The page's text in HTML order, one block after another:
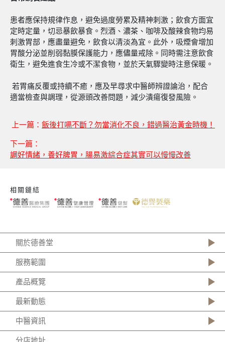
患者應保持規律作息，避免過度勞累及精神刺激；飲食方面宜
定時定量，切忌暴飲暴食。烈酒、濃茶、咖啡及酸辣食物均易
刺激胃部，應盡量避免，飲食以清淡為宜。此外，吸煙會增加
胃酸分泌並削弱黏膜保護能力，應儘量戒除。同時需注意飲食
衛生，避免進食生冷或不潔食物，並於天氣驟變時注意保暖。
若胃痛反覆或持續不癒，應及早尋求中醫師辨證論治，配合
適當檢查與調理，從源頭改善問題，減少潰瘍復發風險。
上一篇： 飯後打嗝不斷？勿當消化不良，錯過醫治黃金時機！
下一篇：
調好情緒，養好脾胃，腸易激綜合症其實可以慢慢改善
相關鏈結
關於德善堂
服務範圍
產品概覽
最新動態
中醫資訊
分店地址